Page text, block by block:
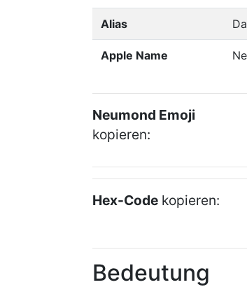
Alias
Apple Name
Neumond Emoji
kopieren:
Hex-Code kopieren:
Bedeutung